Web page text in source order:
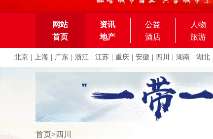
网站
首页
资讯 公益 人物
地产
酒店 旅游
北京 上海 广东 浙江 江苏 重庆 安徽 四川 湖南 湖北
首页>四川